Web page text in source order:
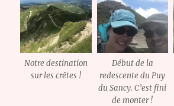
Notre destination
sur les crêtes !
Début de la
redescente du Puy
du Sancy. C’est fini
de monter !